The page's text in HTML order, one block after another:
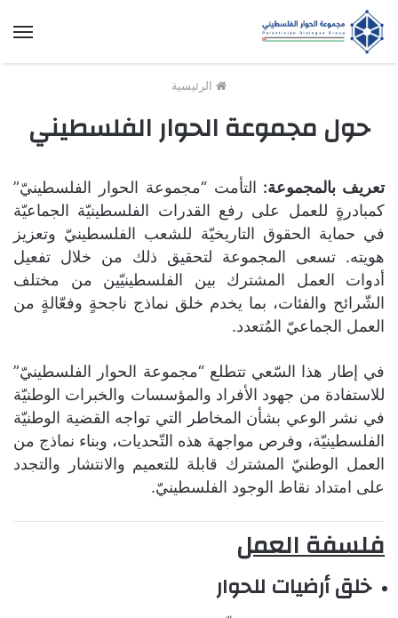
الرئيسية
حول مجموعة الحوار الفلسطيني
تعريف بالمجموعة: التأمت “مجموعة الحوار الفلسطينيّ”
كمبادرةٍ للعمل على رفع القدرات الفلسطينيّة الجماعيّة
في حماية الحقوق التاريخيّة للشعب الفلسطينيّ وتعزيز
هويته. تسعى المجموعة لتحقيق ذلك من خلال تفعيل
أدوات العمل المشترك بين الفلسطينيّين من مختلف
الشّرائح والفئات، بما يخدم خلق نماذج ناجحةٍ وفعّالةٍ من
العمل الجماعيّ المُتعدد.
في إطار هذا السّعي تتطلع “مجموعة الحوار الفلسطينيّ”
للاستفادة من جهود الأفراد والمؤسسات والخبرات الوطنيّة
في نشر الوعي بشأن المخاطر التي تواجه القضية الوطنيّة
الفلسطينيّة، وفرص مواجهة هذه التّحديات، وبناء نماذج من
العمل الوطنيّ المشترك قابلة للتعميم والانتشار والتجدد
على امتداد نقاط الوجود الفلسطينيّ.
فلسفة العمل
خلق أرضيات للحوار